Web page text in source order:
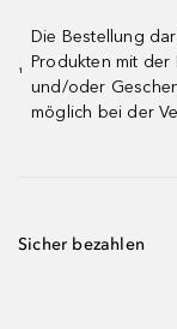
¹
Die Bestellung
Produkten mit der
und/oder
möglich bei der
Sicher bezahlen